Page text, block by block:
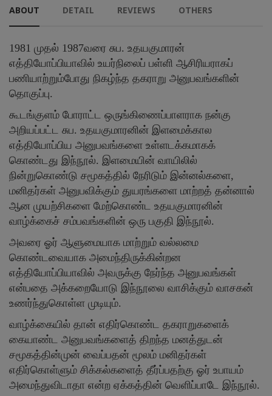
ABOUT DETAIL REVIEWS OTHERS
1981 முதல் 1987வரை சுப. உதயகுமாரன்
எத்தியோப்பியாவில் உயர்நிலைப் பள்ளி ஆசிரியராகப்
பணியாற்றும்போது நிகழ்ந்த தகராறு அனுபவங்களின்
தொகுப்பு.
கூடங்குளம் போராட்ட ஒருங்கிணைப்பாளராக நன்கு
அறியப்பட்ட சுப. உதயகுமாரனின் இளமைக்கால
எத்தியோப்பிய அனுபவங்களை உள்ளடக்கமாகக்
கொண்டது இந்நூல். இளமையின் வாயிலில்
நின்றுகொண்டு சமூகத்தில் நேரிடும் இன்னல்களை,
மனிதர்கள் அனுபவிக்கும் துயரங்களை மாற்றத் தன்னால்
ஆன முயற்சிகளை மேற்கொண்ட உதயகுமாரனின்
வாழ்க்கைச் சம்பவங்களின் ஒரு பகுதி இந்நூல்.
அவரை ஓர் ஆளுமையாக மாற்றும் வல்லமை
கொண்டவையாக அமைந்திருக்கின்றன
எத்தியோப்பியாவில் அவருக்கு நேர்ந்த அனுபவங்கள்
என்பதை அக்கறையோடு இந்நூலை வாசிக்கும் வாசகன்
உணர்ந்துகொள்ள முடியும்.
வாழ்க்கையில் தான் எதிர்கொண்ட தகராறுகளைக்
கையாண்ட அனுபவங்களைத் திறந்த மனத்துடன்
சமூகத்தின்முன் வைப்பதன் மூலம் மனிதர்கள்
எதிர்கொள்ளும் சிக்கல்களைத் தீர்ப்பதற்கு ஓர் உபாயம்
அமைந்துவிடாதா என்ற ஏக்கத்தின் வெளிப்பாடே இந்நூல்.